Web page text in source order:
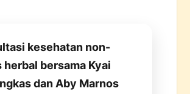
kesehatan non-
herbal bersama Kyai
dan Aby Marnos